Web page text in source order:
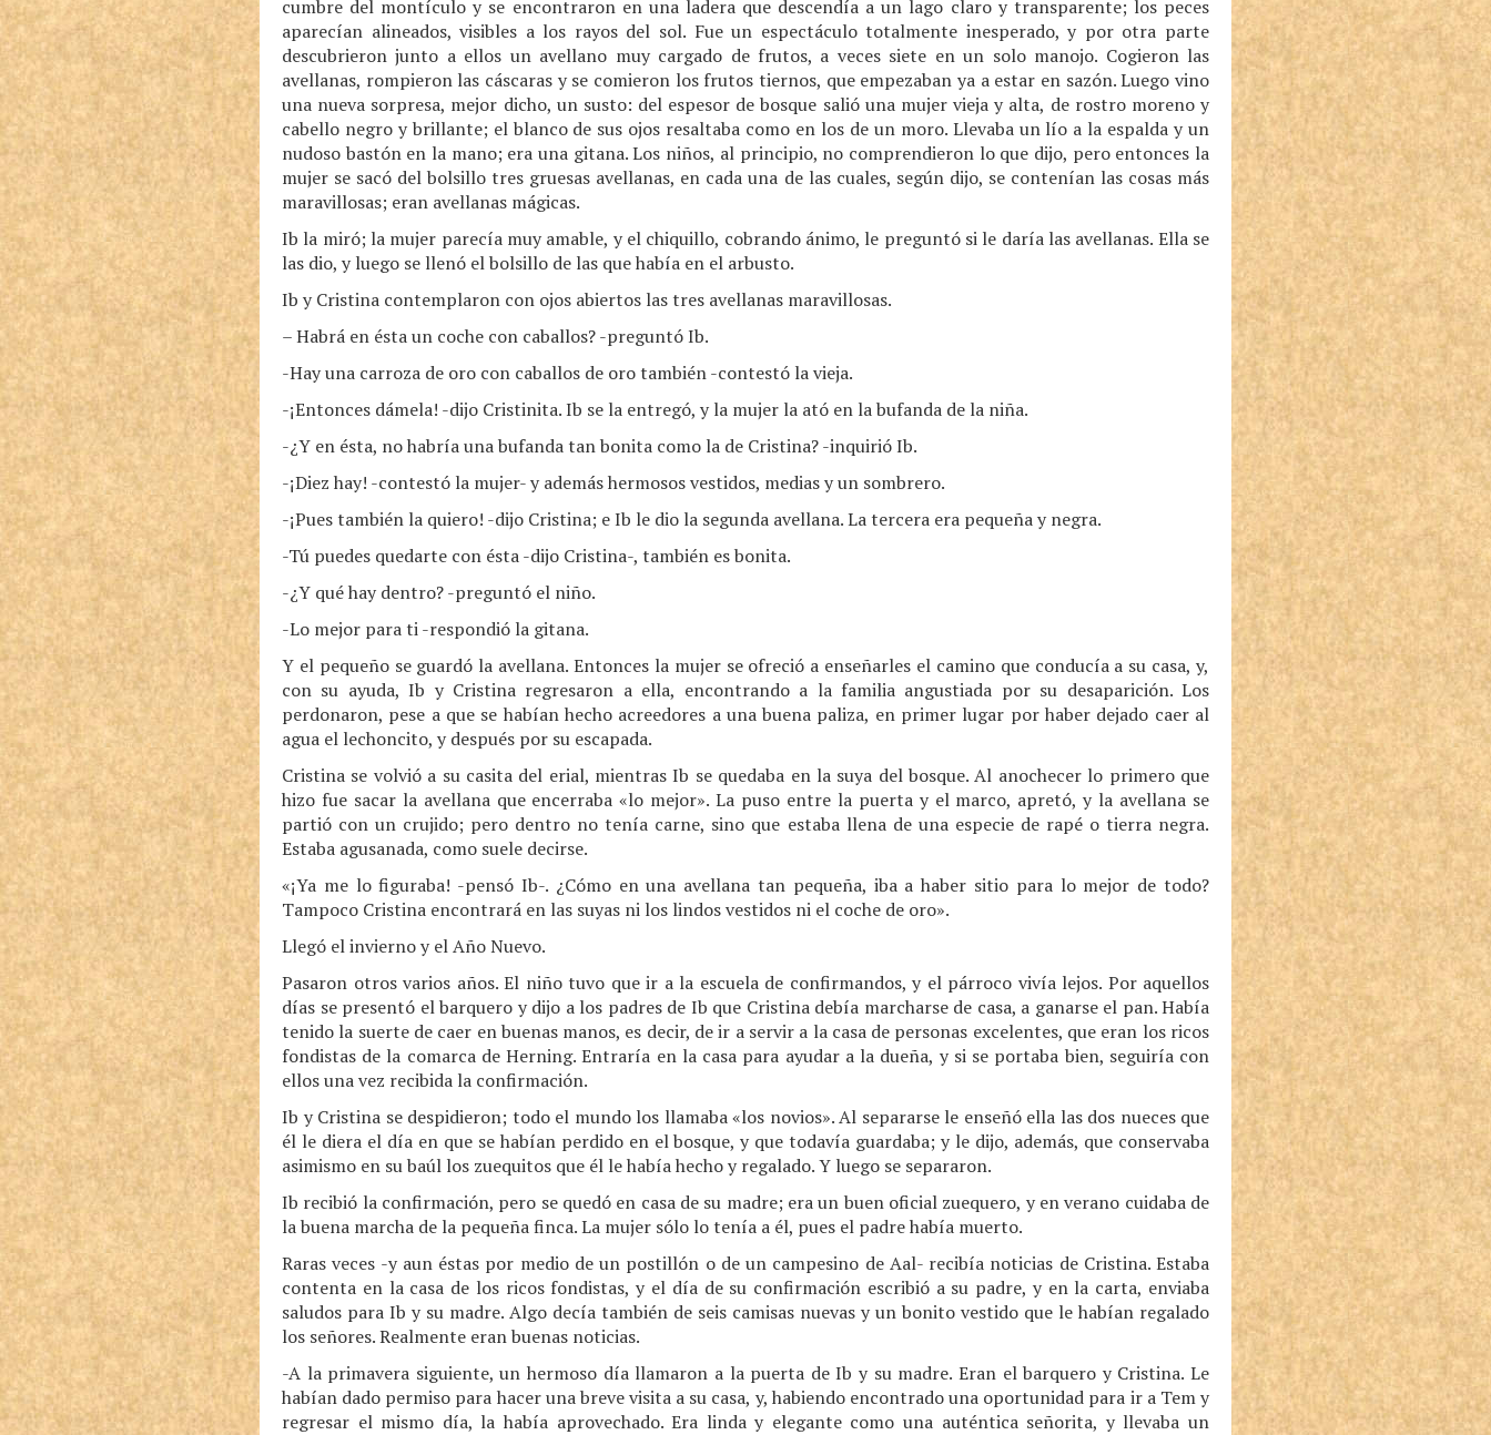
cumbre del montículo y se encontraron en una ladera que descendía a un lago claro y transparente; los peces
aparecían alineados, visibles a los rayos del sol. Fue un espectáculo totalmente inesperado, y por otra parte
descubrieron junto a ellos un avellano muy cargado de frutos, a veces siete en un solo manojo. Cogieron las
avellanas, rompieron las cáscaras y se comieron los frutos tiernos, que empezaban ya a estar en sazón. Luego vino
una nueva sorpresa, mejor dicho, un susto: del espesor de bosque salió una mujer vieja y alta, de rostro moreno y
cabello negro y brillante; el blanco de sus ojos resaltaba como en los de un moro. Llevaba un lío a la espalda y un
nudoso bastón en la mano; era una gitana. Los niños, al principio, no comprendieron lo que dijo, pero entonces la
mujer se sacó del bolsillo tres gruesas avellanas, en cada una de las cuales, según dijo, se contenían las cosas más
maravillosas; eran avellanas mágicas.
Ib la miró; la mujer parecía muy amable, y el chiquillo, cobrando ánimo, le preguntó si le daría las avellanas. Ella se
las dio, y luego se llenó el bolsillo de las que había en el arbusto.
Ib y Cristina contemplaron con ojos abiertos las tres avellanas maravillosas.
– Habrá en ésta un coche con caballos? -preguntó Ib.
-Hay una carroza de oro con caballos de oro también -contestó la vieja.
-¡Entonces dámela! -dijo Cristinita. Ib se la entregó, y la mujer la ató en la bufanda de la niña.
-¿Y en ésta, no habría una bufanda tan bonita como la de Cristina? -inquirió Ib.
-¡Diez hay! -contestó la mujer- y además hermosos vestidos, medias y un sombrero.
-¡Pues también la quiero! -dijo Cristina; e Ib le dio la segunda avellana. La tercera era pequeña y negra.
-Tú puedes quedarte con ésta -dijo Cristina-, también es bonita.
-¿Y qué hay dentro? -preguntó el niño.
-Lo mejor para ti -respondió la gitana.
Y el pequeño se guardó la avellana. Entonces la mujer se ofreció a enseñarles el camino que conducía a su casa, y,
con su ayuda, Ib y Cristina regresaron a ella, encontrando a la familia angustiada por su desaparición. Los
perdonaron, pese a que se habían hecho acreedores a una buena paliza, en primer lugar por haber dejado caer al
agua el lechoncito, y después por su escapada.
Cristina se volvió a su casita del erial, mientras Ib se quedaba en la suya del bosque. Al anochecer lo primero que
hizo fue sacar la avellana que encerraba «lo mejor». La puso entre la puerta y el marco, apretó, y la avellana se
partió con un crujido; pero dentro no tenía carne, sino que estaba llena de una especie de rapé o tierra negra.
Estaba agusanada, como suele decirse.
«¡Ya me lo figuraba! -pensó Ib-. ¿Cómo en una avellana tan pequeña, iba a haber sitio para lo mejor de todo?
Tampoco Cristina encontrará en las suyas ni los lindos vestidos ni el coche de oro».
Llegó el invierno y el Año Nuevo.
Pasaron otros varios años. El niño tuvo que ir a la escuela de confirmandos, y el párroco vivía lejos. Por aquellos
días se presentó el barquero y dijo a los padres de Ib que Cristina debía marcharse de casa, a ganarse el pan. Había
tenido la suerte de caer en buenas manos, es decir, de ir a servir a la casa de personas excelentes, que eran los ricos
fondistas de la comarca de Herning. Entraría en la casa para ayudar a la dueña, y si se portaba bien, seguiría con
ellos una vez recibida la confirmación.
Ib y Cristina se despidieron; todo el mundo los llamaba «los novios». Al separarse le enseñó ella las dos nueces que
él le diera el día en que se habían perdido en el bosque, y que todavía guardaba; y le dijo, además, que conservaba
asimismo en su baúl los zuequitos que él le había hecho y regalado. Y luego se separaron.
Ib recibió la confirmación, pero se quedó en casa de su madre; era un buen oficial zuequero, y en verano cuidaba de
la buena marcha de la pequeña finca. La mujer sólo lo tenía a él, pues el padre había muerto.
Raras veces -y aun éstas por medio de un postillón o de un campesino de Aal- recibía noticias de Cristina. Estaba
contenta en la casa de los ricos fondistas, y el día de su confirmación escribió a su padre, y en la carta, enviaba
saludos para Ib y su madre. Algo decía también de seis camisas nuevas y un bonito vestido que le habían regalado
los señores. Realmente eran buenas noticias.
-A la primavera siguiente, un hermoso día llamaron a la puerta de Ib y su madre. Eran el barquero y Cristina. Le
habían dado permiso para hacer una breve visita a su casa, y, habiendo encontrado una oportunidad para ir a Tem y
regresar el mismo día, la había aprovechado. Era linda y elegante como una auténtica señorita, y llevaba un